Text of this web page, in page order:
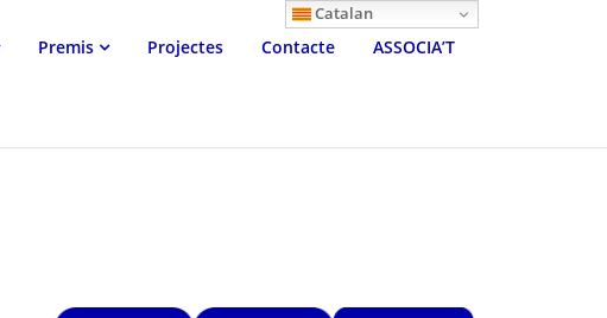
Premis Projectes Contacte ASSOCIA’T
Catalan